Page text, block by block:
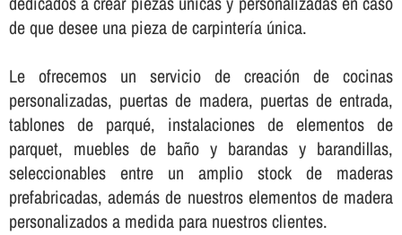
de que desee una pieza de carpinterí­a única.
Le ofrecemos un servicio de creación de cocinas
personalizadas, puertas de madera, puertas de entrada,
tablones de parqué, instalaciones de elementos de
parquet, muebles de baño y barandas y barandillas,
seleccionables entre un amplio stock de maderas
prefabricadas, además de nuestros elementos de madera
personalizados a medida para nuestros clientes.